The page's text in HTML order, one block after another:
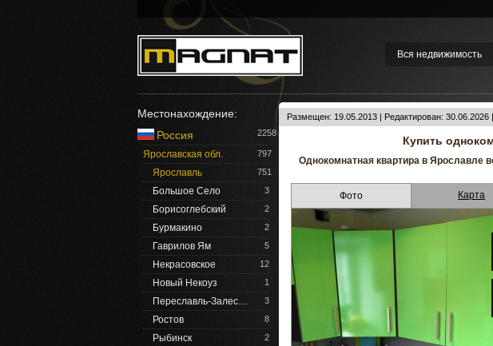
Вся недвижимость
Местонахождение:
Россия
2258
Ярославская обл. 797
Ярославль 751
Большое Село 3
Борисоглебский 2
Бурмакино 2
Гаврилов Ям 5
Некрасовское 12
Новый Некоуз 1
Переславль-Залес… 3
Ростов 8
Рыбинск 2
Размещен: 19.05.2013 | Редактирован: 30.06.2026
Купить
Однокомнатная квартира в Ярославле
Фото Карта